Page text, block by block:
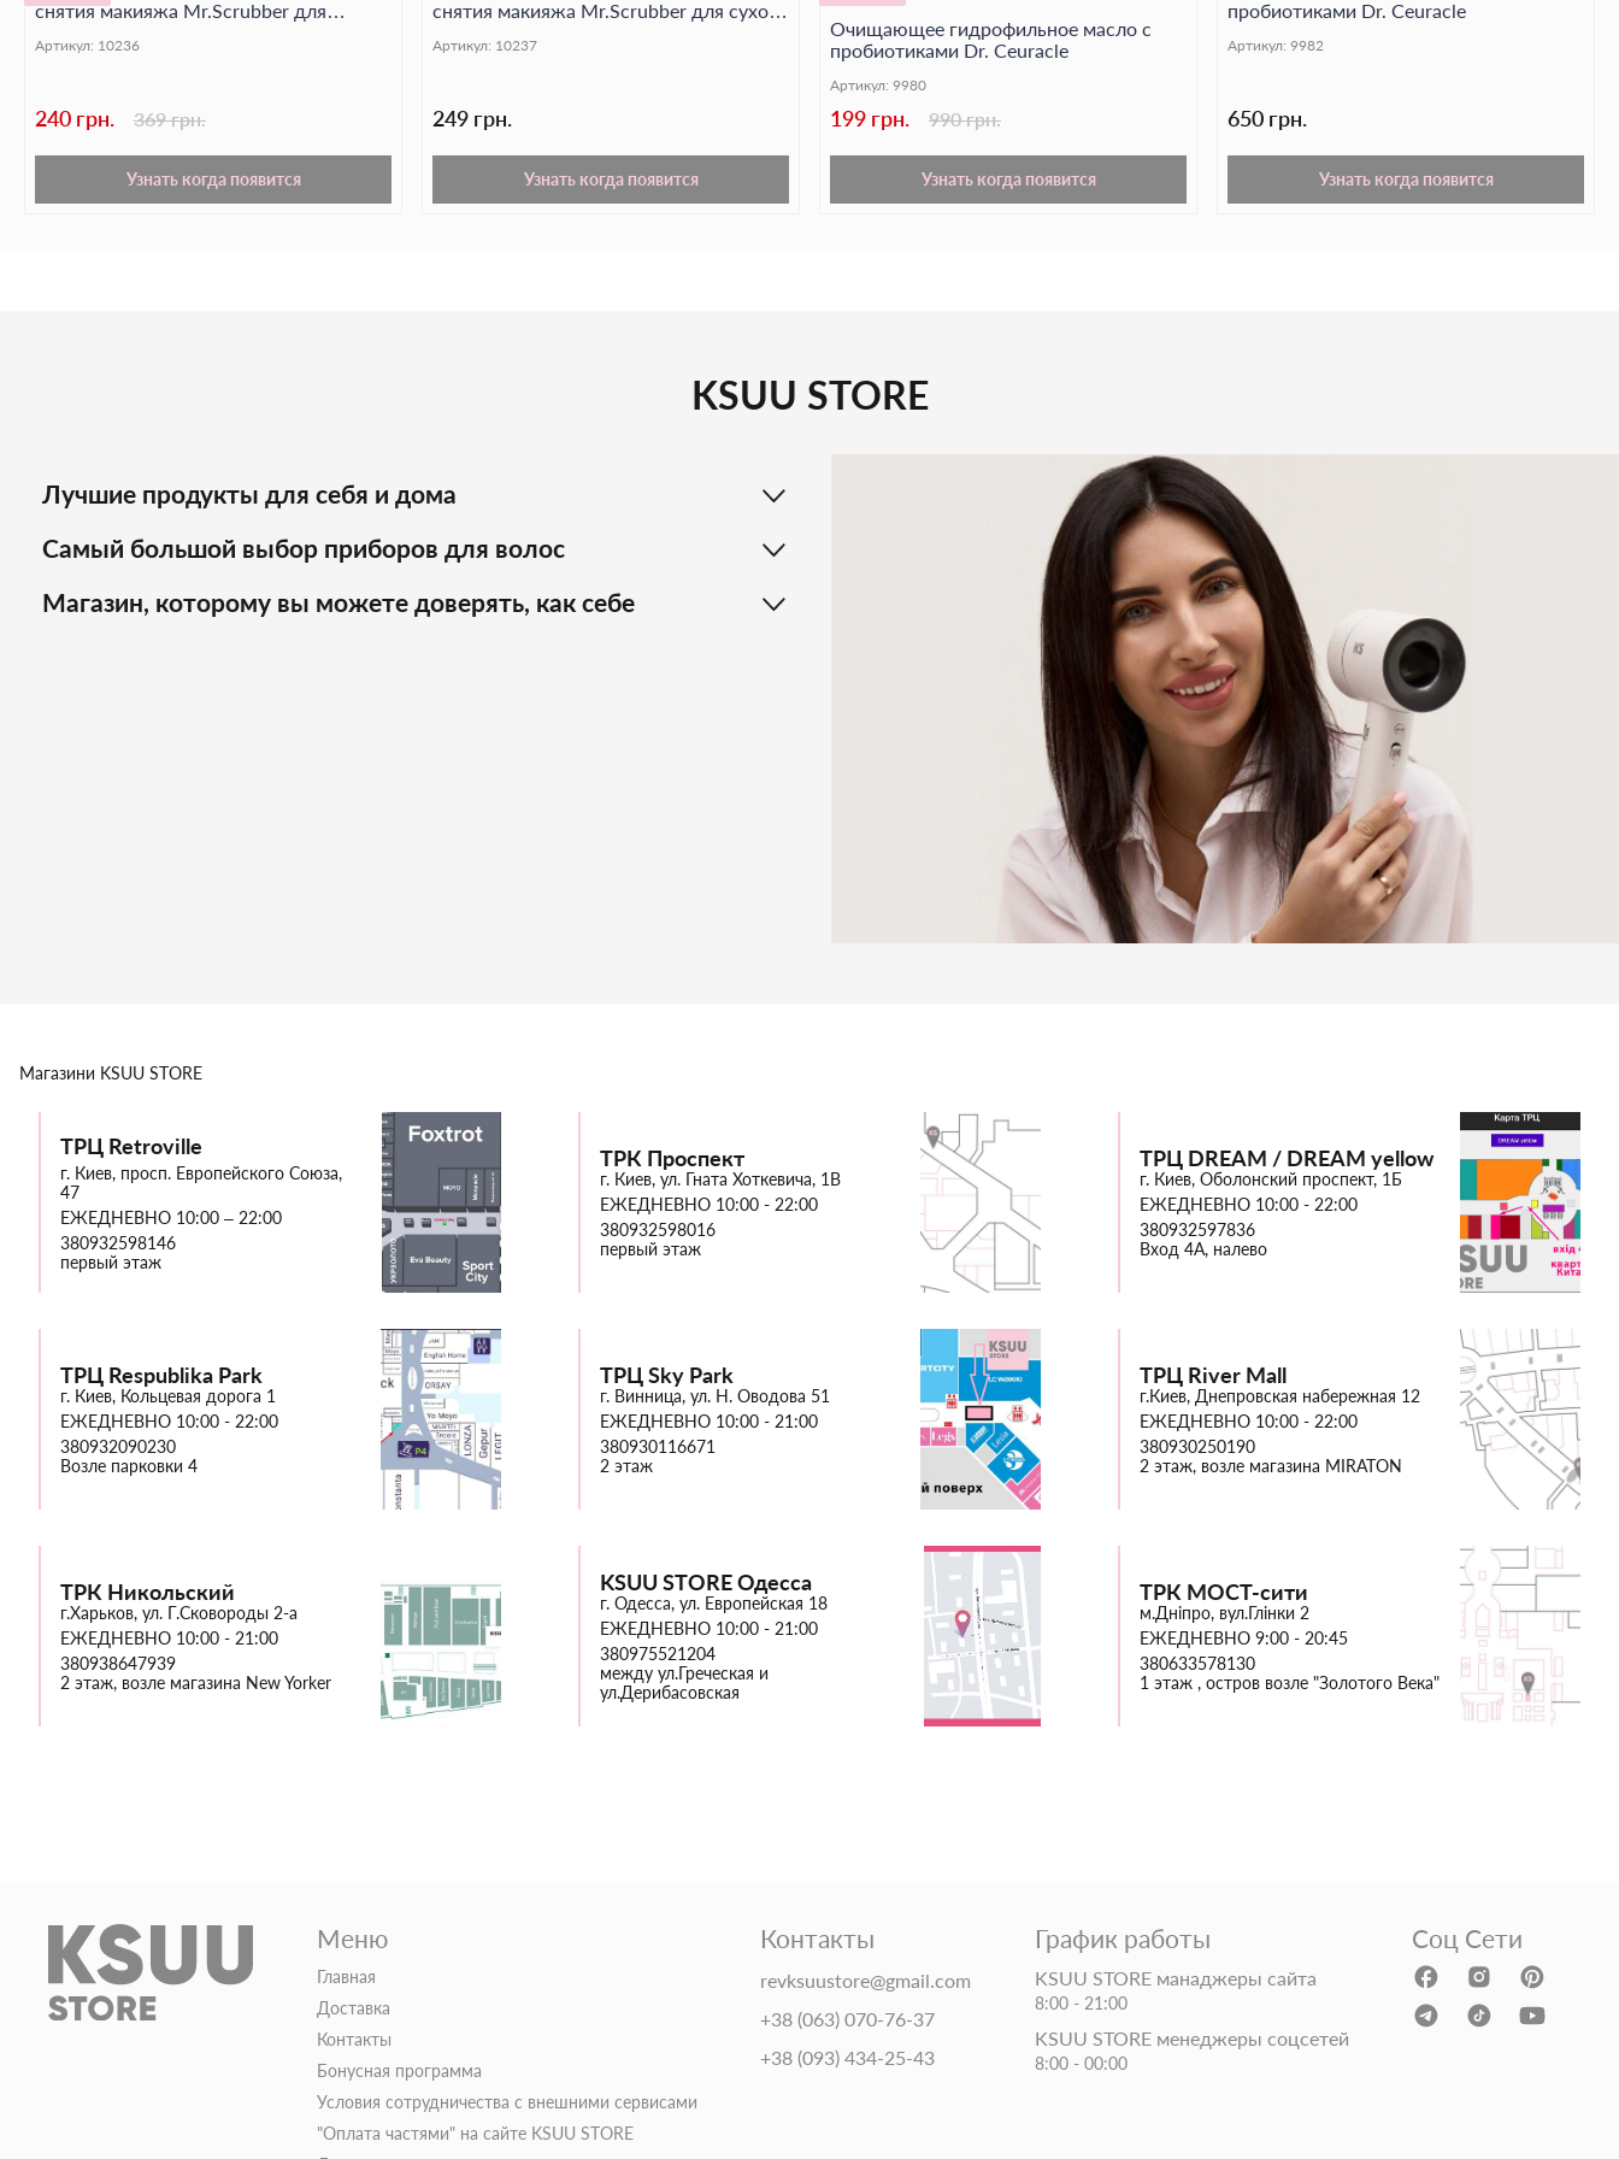
Масло примулы вечерней деликатно воздействует на кожный покров,
увлажняет и обновляет его, помогает поддерживать гидролипидный
баланс в течение дня.
Эфирное масло лимона
тонизирует, выравнивает тон и текстуру кожи,
дарит лицу сияющий и свежий вид.
снятия макияжа Mr.Scrubber для
Артикул: 10236
240 грн. 369 грн.
Узнать когда появится
снятия макияжа Mr.Scrubber для сухой
Артикул: 10237
249 грн.
Узнать когда появится
Очищающее гидрофильное масло с
пробиотиками Dr. Ceuracle
Артикул: 9980
199 грн. 990 грн.
Узнать когда появится
пробиотиками Dr. Ceuracle
Артикул: 9982
650 грн.
Узнать когда появится
KSUU STORE
Лучшие продукты для себя и дома
Самый большой выбор приборов для волос
Магазин, которому вы можете доверять, как себе
Магазини KSUU STORE
ТРЦ Retroville
г. Киев, просп. Европейского Союза,
47
ЕЖЕДНЕВНО 10:00 – 22:00
380932598146
первый этаж
ТРК Проспект
г. Киев, ул. Гната Хоткевича, 1В
ЕЖЕДНЕВНО 10:00 - 22:00
380932598016
первый этаж
ТРЦ DREAM / DREAM yellow
г. Киев, Оболонский проспект, 1Б
ЕЖЕДНЕВНО 10:00 - 22:00
380932597836
Вход 4А, налево
ТРЦ Respublika Park
г. Киев, Кольцевая дорога 1
ЕЖЕДНЕВНО 10:00 - 22:00
380932090230
Возле парковки 4
ТРЦ Sky Park
г. Винница, ул. Н. Оводова 51
ЕЖЕДНЕВНО 10:00 - 21:00
380930116671
2 этаж
ТРЦ River Mall
г.Киев, Днепровская набережная 12
ЕЖЕДНЕВНО 10:00 - 22:00
380930250190
2 этаж, возле магазина MIRATON
ТРК Никольский
г.Харьков, ул. Г.Сковороды 2-а
ЕЖЕДНЕВНО 10:00 - 21:00
380938647939
2 этаж, возле магазина New Yorker
KSUU STORE Одесса
г. Одесса, ул. Европейская 18
ЕЖЕДНЕВНО 10:00 - 21:00
380975521204
между ул.Греческая и
ул.Дерибасовская
ТРК МОСТ-сити
м.Дніпро, вул.Глінки 2
ЕЖЕДНЕВНО 9:00 - 20:45
380633578130
1 этаж , остров возле "Золотого Века"
Меню
Главная
Доставка
Контакты
Бонусная программа
Условия сотрудничества с внешними сервисами
"Оплата частями" на сайте KSUU STORE
Контакты
revksuustore@gmail.com
+38 (063) 070-76-37
+38 (093) 434-25-43
График работы
KSUU STORE манаджеры сайта
8:00 - 21:00
KSUU STORE менеджеры соцсетей
8:00 - 00:00
Соц Сети